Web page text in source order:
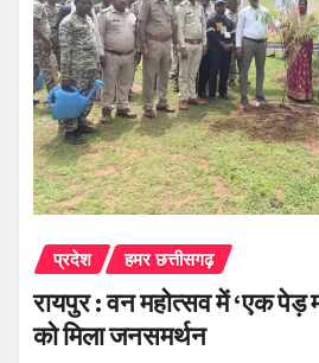
प्रदेश हमर छत्तीसगढ़
रायपुर : वन महोत्सव में ‘एक पेड़
को मिला जनसमर्थन